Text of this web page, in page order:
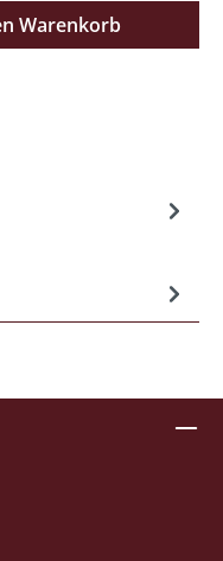
gewünschten
Warenkorb